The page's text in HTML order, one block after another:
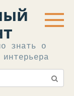
знать о